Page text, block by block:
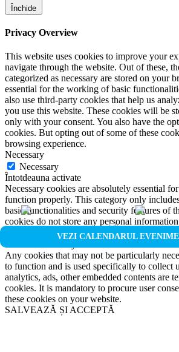
VEZI CALENDARUL
Închide
Privacy Overview
This website uses cookies to improve your
navigate through the website. Out of these,
categorized as necessary are stored on your
essential for the working of basic
also use third-party cookies that help us
you use this website. These cookies will be
only with your consent. You also have the
cookies. But opting out of some of these
browsing experience.
Necessary
Necessary
Întotdeauna activate
Necessary cookies are absolutely essential
function properly. This category only
basic functionalities and security features of
cookies do not store any personal
Non-necessary
Any cookies that may not be particularly
to function and is used specifically to collect
analytics, ads, other embedded contents are
cookies. It is mandatory to procure user
these cookies on your website.
SALVEAZĂ ȘI ACCEPTĂ